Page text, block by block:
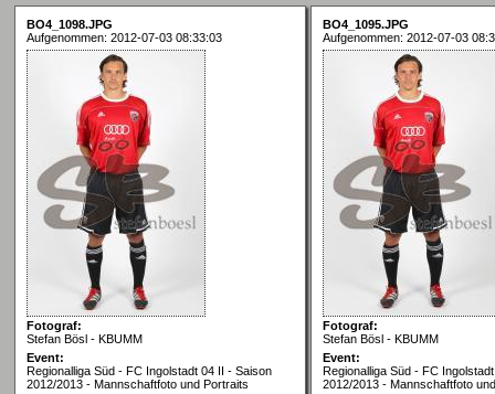
BO4_1098.JPG
Aufgenommen: 2012-07-03 08:33:03
Fotograf:
Stefan Bösl - KBUMM
Event:
Regionalliga Süd - FC Ingolstadt 04 II - Saison
2012/2013 - Mannschaftfoto und Portraits
BO4_1095.JPG
Aufgenommen: 2012-07-03
Fotograf:
Stefan Bösl - KBUMM
Event:
Regionalliga Süd - FC
2012/2013 - Mannschaftfoto